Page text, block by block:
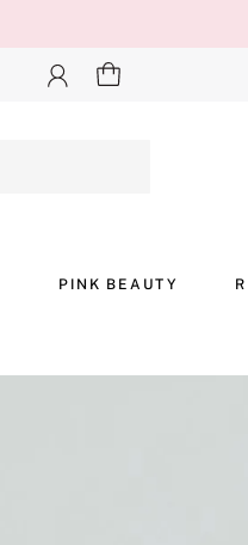
PINK BEAUTY